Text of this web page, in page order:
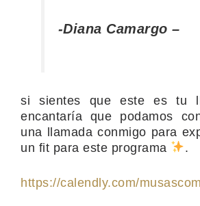
-Diana Camargo –
si sientes que este es tu
encantaría que podamos
una llamada conmigo para
un fit para este programa
.
https://calendly.com/